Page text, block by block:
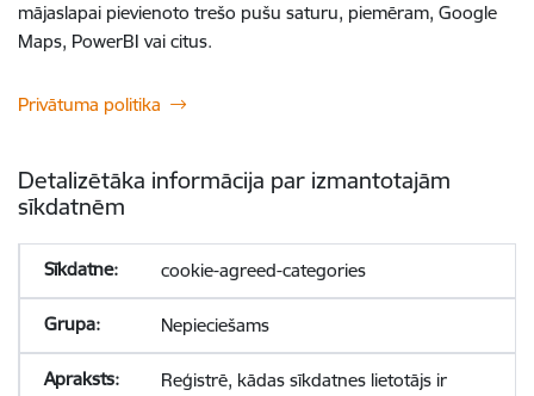
mājaslapai pievienoto trešo pušu saturu, piemēram, Google
Maps, PowerBI vai citus.
Privātuma politika
Detalizētāka informācija par izmantotajām
sīkdatnēm
cookie-agreed-categories
Nepieciešams
Reģistrē, kādas sīkdatnes lietotājs ir